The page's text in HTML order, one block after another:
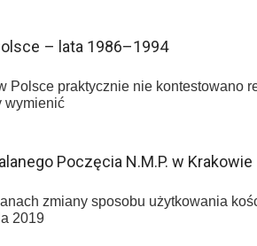
– lata 1986–1994
praktycznie nie kontestowano
wymienić
Poczęcia N.M.P. w Krakowie
zmiany sposobu użytkowania
2019